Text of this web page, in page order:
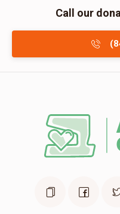
Call our